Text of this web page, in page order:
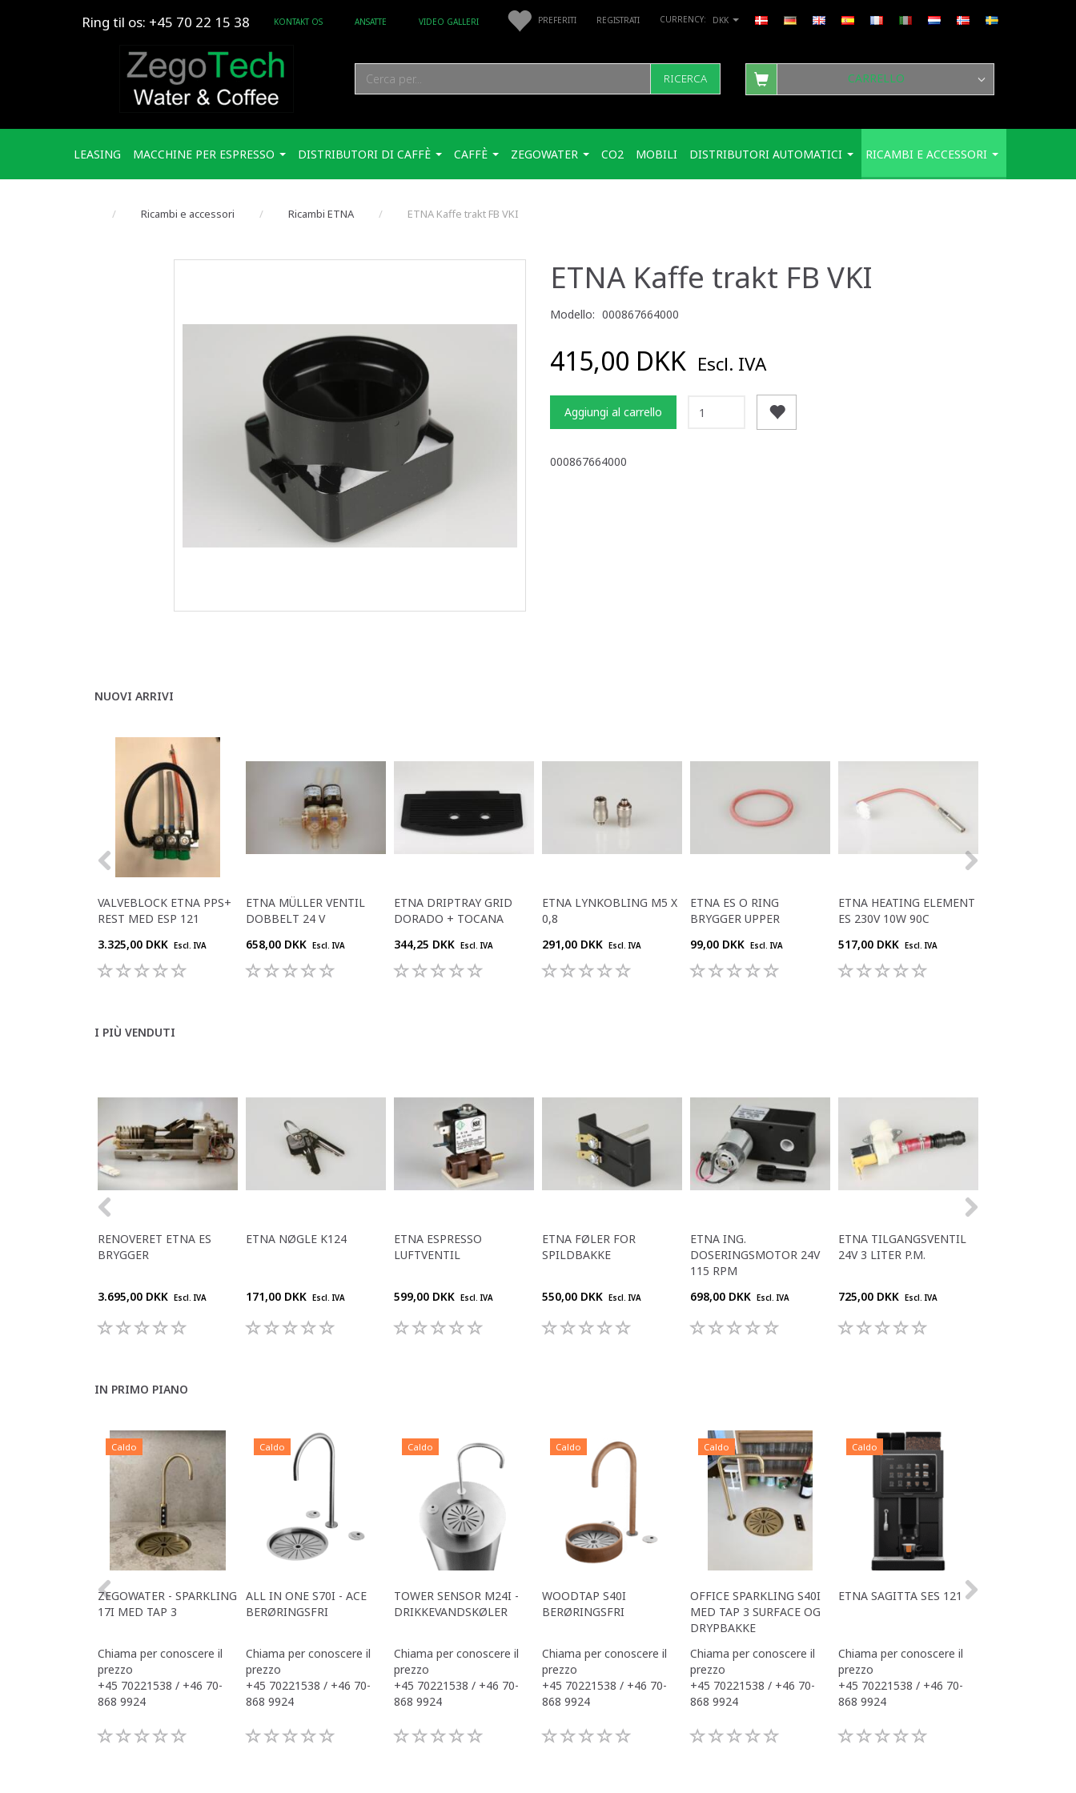
DKK
PREFERITI REGISTRATI
Ring til os: +45 70 22 15 38 KONTAKT OS ANSATTE VIDEO GALLERI
RICERCA CARRELLO
LEASING MACCHINE PER ESPRESSO DISTRIBUTORI DI CAFFÈ CAFFÈ ZEGOWATER CO2 MOBILI DISTRIBUTORI AUTOMATICI RICAMBI E ACCESSORI
Ricambi e accessori Ricambi ETNA ETNA Kaffe trakt FB VKI
ETNA Kaffe trakt FB VKI
Modello: 000867664000
415,00 DKK Escl. IVA
Aggiungi al carrello
000867664000
NUOVI ARRIVI
VALVEBLOCK ETNA PPS+
REST MED ESP 121
3.325,00 DKK
Escl. IVA
ETNA MÜLLER VENTIL
DOBBELT 24 V
658,00 DKK
Escl. IVA
ETNA DRIPTRAY GRID
DORADO + TOCANA
344,25 DKK
Escl. IVA
ETNA LYNKOBLING M5 X
0,8
291,00 DKK
Escl. IVA
ETNA ES O RING
BRYGGER UPPER
99,00 DKK
Escl. IVA
ETNA HEATING ELEMENT
ES 230V 10W 90C
517,00 DKK
Escl. IVA
I PIÙ VENDUTI
RENOVERET ETNA ES
BRYGGER
3.695,00 DKK Escl. IVA
ETNA NØGLE K124
171,00 DKK Escl. IVA
ETNA ESPRESSO
LUFTVENTIL
599,00 DKK Escl. IVA
ETNA FØLER FOR
SPILDBAKKE
550,00 DKK Escl. IVA
ETNA ING.
DOSERINGSMOTOR 24V
115 RPM
698,00 DKK
Escl. IVA
ETNA TILGANGSVENTIL
24V 3 LITER P.M.
725,00 DKK Escl. IVA
IN PRIMO PIANO
Caldo
ZEGOWATER - SPARKLING
17I MED TAP 3
Chiama per conoscere il
prezzo
+45 70221538 / +46 70-
868 9924
Caldo
ALL IN ONE S70I - ACE
BERØRINGSFRI
Chiama per conoscere il
prezzo
+45 70221538 / +46 70-
868 9924
Caldo
TOWER SENSOR M24I -
DRIKKEVANDSKØLER
Chiama per conoscere il
prezzo
+45 70221538 / +46 70-
868 9924
Caldo
WOODTAP S40I
BERØRINGSFRI
Chiama per conoscere il
prezzo
+45 70221538 / +46 70-
868 9924
Caldo
OFFICE SPARKLING S40I
MED TAP 3 SURFACE OG
DRYPBAKKE
Chiama per conoscere il
prezzo
+45 70221538 / +46 70-
868 9924
Caldo
ETNA SAGITTA SES 121
Chiama per conoscere il
prezzo
+45 70221538 / +46 70-
868 9924